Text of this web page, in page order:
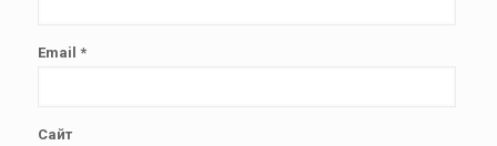
Email *
Сайт